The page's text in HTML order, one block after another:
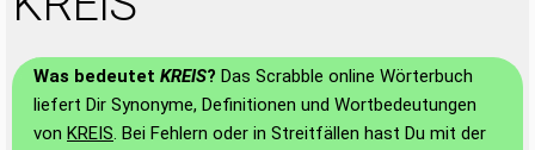
Was bedeutet KREIS? Das Scrabble online Wörterbuch
liefert Dir Synonyme, Definitionen und Wortbedeutungen
von KREIS. Bei Fehlern oder in Streitfällen hast Du mit der